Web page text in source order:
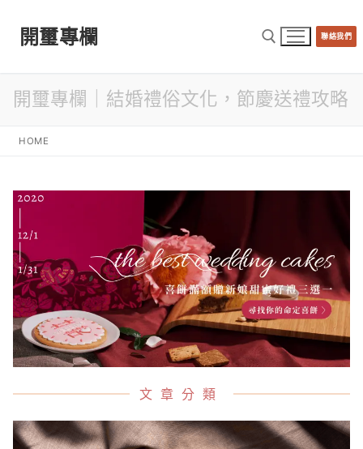
開璽專欄 聯絡我們
開璽專欄｜結婚禮俗文化，節慶送禮攻略
HOME
文章分類